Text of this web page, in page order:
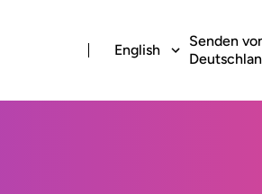
English
Senden